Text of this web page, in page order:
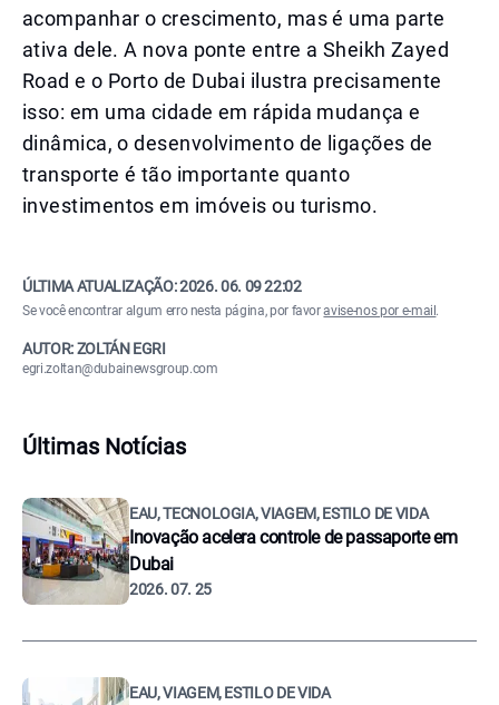
acompanhar o crescimento, mas é uma parte
ativa dele. A nova ponte entre a Sheikh Zayed
Road e o Porto de Dubai ilustra precisamente
isso: em uma cidade em rápida mudança e
dinâmica, o desenvolvimento de ligações de
transporte é tão importante quanto
investimentos em imóveis ou turismo.
ÚLTIMA ATUALIZAÇÃO:2026. 06. 09 22:02
Se você encontrar algum erro nesta página, por favoravise-nos por e-mail .
AUTOR: ZOLTÁN EGRI
egri.zoltan@dubainewsgroup.com
Últimas Notícias
EAU, TECNOLOGIA, VIAGEM, ESTILO DE VIDA
Inovação acelera controle de passaporte em
Dubai
2026. 07. 25
EAU, VIAGEM, ESTILO DE VIDA